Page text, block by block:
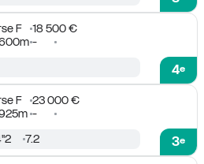
F
18 500 €
-
4e
F
23 000 €
-
3e
7.2